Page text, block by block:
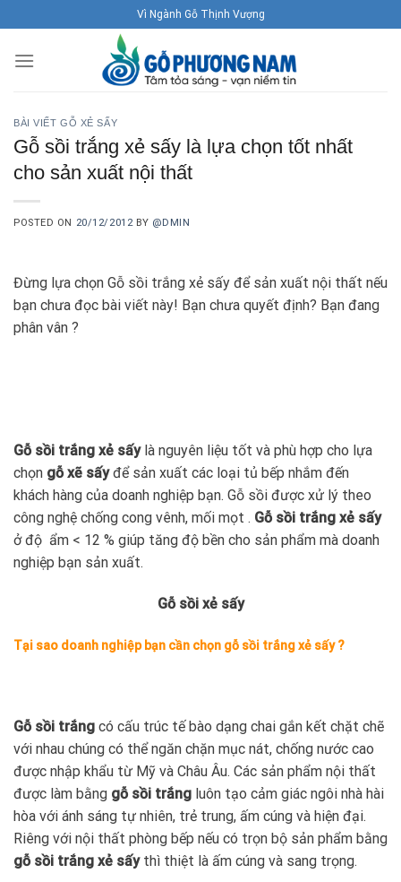
to
content
Vì Ngành Gỗ Thịnh Vượng
BÀI VIẾT GỖ XẺ SẤY
Gỗ sồi trắng xẻ sấy là lựa chọn tốt nhất
cho sản xuất nội thất
POSTED ON 20/12/2012 BY @DMIN
Đừng lựa chọn Gỗ sồi trắng xẻ sấy để sản xuất nội thất nếu
bạn chưa đọc bài viết này! Bạn chưa quyết định? Bạn đang
phân vân ?
Gỗ sồi trắng xẻ sấy là nguyên liệu tốt và phù hợp cho lựa
chọn gỗ xẽ sấyđể sản xuất các loại tủ bếp nhắm đến
khách hàng của doanh nghiệp bạn. Gỗ sồi được xử lý theo
công nghệ chống cong vênh, mối mọt . Gỗ sồi trắng xẻ sấy
ở độ ẩm < 12 % giúp tăng độ bền cho sản phẩm mà doanh
nghiệp bạn sản xuất.
Gỗ sồi xẻ sấy
Tại sao doanh nghiệp bạn cần chọn gỗ sồi trắng xẻ sấy ?
Gỗ sồi trắng có cấu trúc tế bào dạng chai gắn kết chặt chẽ
với nhau chúng có thể ngăn chặn mục nát, chống nước cao
được nhập khẩu từ Mỹ và Châu Âu. Các sản phẩm nội thất
được làm bằng gỗ sồi trắng luôn tạo cảm giác ngôi nhà hài
hòa với ánh sáng tự nhiên, trẻ trung, ấm cúng và hiện đại.
Riêng với nội thất phòng bếp nếu có trọn bộ sản phẩm bằng
gỗ sồi trắng xẻ sấy thì thiệt là ấm cúng và sang trọng.